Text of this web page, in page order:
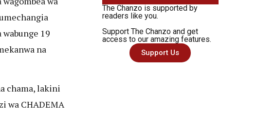
19
na
chama, lakini
wa CHADEMA
The Chanzo is supported by
readers like you.
Support The Chanzo and get
access to our amazing features.
Support Us